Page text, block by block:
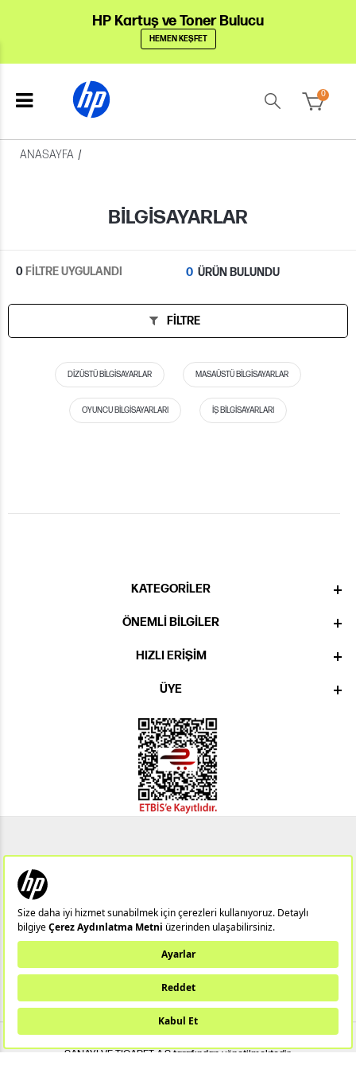
HP Kartuş ve Toner Bulucu
HEMEN KEŞFET
0
ANASAYFA /
BILGISAYARLAR
0 FİLTRE UYGULANDI 0 ÜRÜN BULUNDU
FILTRE
DIZÜSTÜ BILGISAYARLAR MASAÜSTÜ BILGISAYARLAR
OYUNCU BILGISAYARLARI İŞ BILGISAYARLARI
KATEGORILER
ÖNEMLI BILGILER
HIZLI ERIŞIM
ÜYE
Notebook
Pavilion Gaming Spectre Envy Elite Victus ZBook
HP IPS Monitör
SANAYİ VE TİCARET A.Ş tarafından yönetilmektedir.